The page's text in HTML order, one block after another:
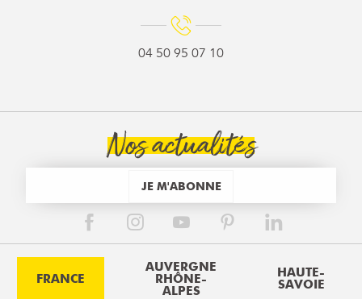
04 50 95 07 10
Nos actualités
JE M'ABONNE
FRANCE
AUVERGNE
RHÔNE-
ALPES
HAUTE-
SAVOIE